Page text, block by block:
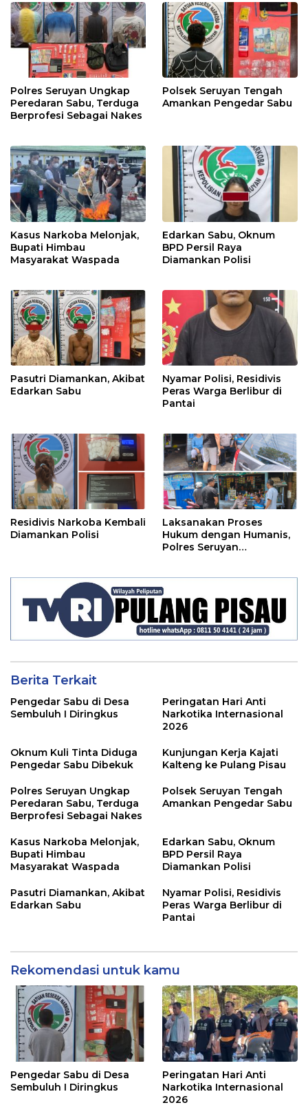
Polres Seruyan Ungkap
Peredaran Sabu, Terduga
Berprofesi Sebagai Nakes
Polsek Seruyan Tengah
Amankan Pengedar Sabu
Kasus Narkoba Melonjak,
Bupati Himbau
Masyarakat Waspada
Edarkan Sabu, Oknum
BPD Persil Raya
Diamankan Polisi
Pasutri Diamankan, Akibat
Edarkan Sabu
Nyamar Polisi, Residivis
Peras Warga Berlibur di
Pantai
Residivis Narkoba Kembali
Diamankan Polisi
Laksanakan Proses
Hukum dengan Humanis,
Polres Seruyan
Massa
Berita Terkait
Pengedar Sabu di Desa
Sembuluh I Diringkus
Peringatan Hari Anti
Narkotika Internasional
2026
Oknum Kuli Tinta Diduga
Pengedar Sabu Dibekuk
Kunjungan Kerja Kajati
Kalteng ke Pulang Pisau
Polres Seruyan Ungkap
Peredaran Sabu, Terduga
Berprofesi Sebagai Nakes
Polsek Seruyan Tengah
Amankan Pengedar Sabu
Kasus Narkoba Melonjak,
Bupati Himbau
Masyarakat Waspada
Edarkan Sabu, Oknum
BPD Persil Raya
Diamankan Polisi
Pasutri Diamankan, Akibat
Edarkan Sabu
Nyamar Polisi, Residivis
Peras Warga Berlibur di
Pantai
Rekomendasi untuk kamu
Pengedar Sabu di Desa
Sembuluh I Diringkus
Peringatan Hari Anti
Narkotika Internasional
2026